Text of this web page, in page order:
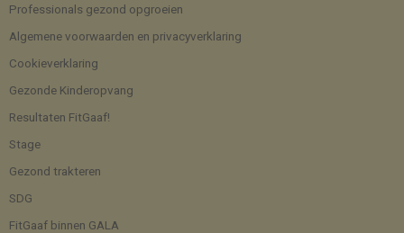
Professionals gezond opgroeien
Algemene voorwaarden en privacyverklaring
Cookieverklaring
Gezonde Kinderopvang
Resultaten FitGaaf!
Stage
Gezond trakteren
SDG
FitGaaf binnen GALA